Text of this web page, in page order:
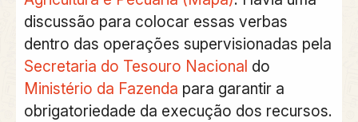
discussão para colocar essas verbas
dentro das operações supervisionadas pela
Secretaria do Tesouro Nacional do
Ministério da Fazenda para garantir a
obrigatoriedade da execução dos recursos.